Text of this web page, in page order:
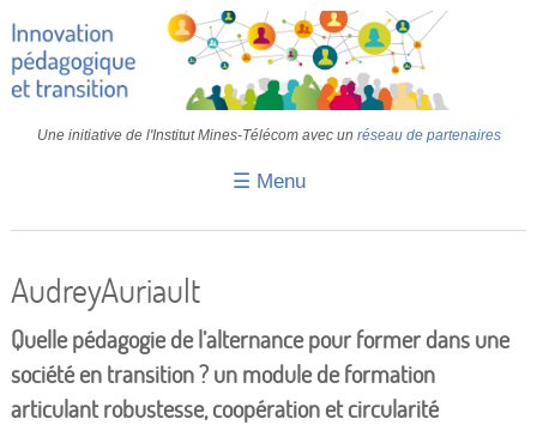
Une initiative de l'Institut Mines-Télécom avec un réseau de partenaires
☰ Menu
Transition
IA
AudreyAuriault
Quelle pédagogie de l’alternance pour former dans une
société en transition ? un module de formation
articulant robustesse, coopération et circularité